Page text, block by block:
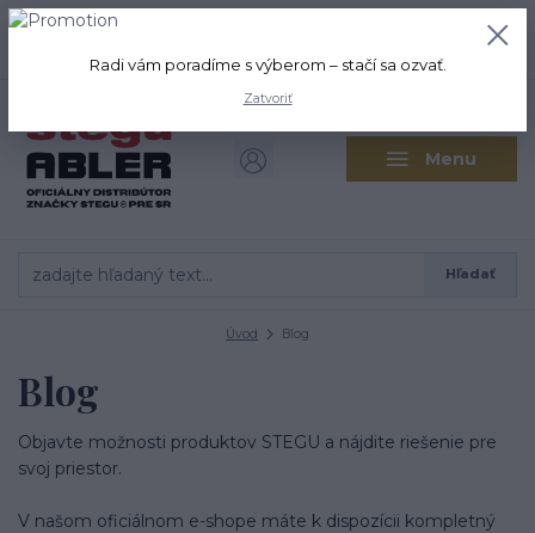
Menu
Hľadať
+421 917 280 411
0,00 EUR
Úvod Blog
Blog
Objavte možnosti produktov STEGU a nájdite riešenie pre
svoj priestor.
V našom oficiálnom e-shope máte k dispozícii kompletný
Radi vám poradíme s výberom – stačí sa ozvať.
Zatvoriť